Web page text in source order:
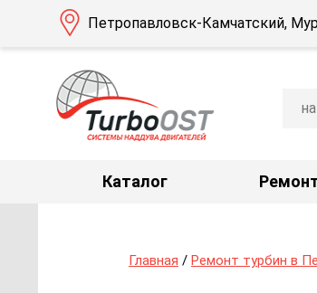
Каталог
Петропавловск-Камчатский,
Главная / Ремонт турбин в